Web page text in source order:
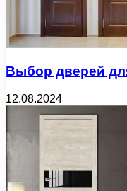
Выбор дверей
12.08.2024